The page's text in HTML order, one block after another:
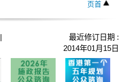
页首
|
最近修订日期 :
2014年01月15日